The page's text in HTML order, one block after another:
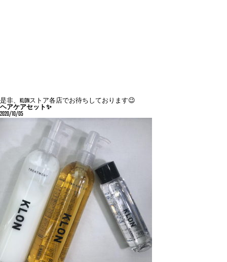
是非、KLONストア各店でお待ちしております😉
ヘアケアセット✨
2020/10/05